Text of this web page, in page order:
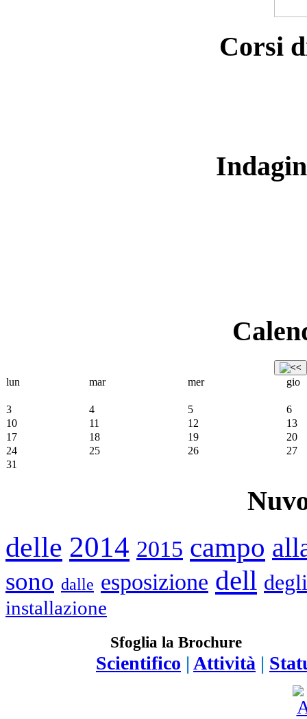
Corsi
lun
mar mer gio
3 4 5
6
10
11 12
13
17
18 19
20
24
25 26
27
31
delle 2014 2015 campo
sono dalle esposizione dell degli
installazione
Sfoglia la Brochure
Scientifico | Attività |